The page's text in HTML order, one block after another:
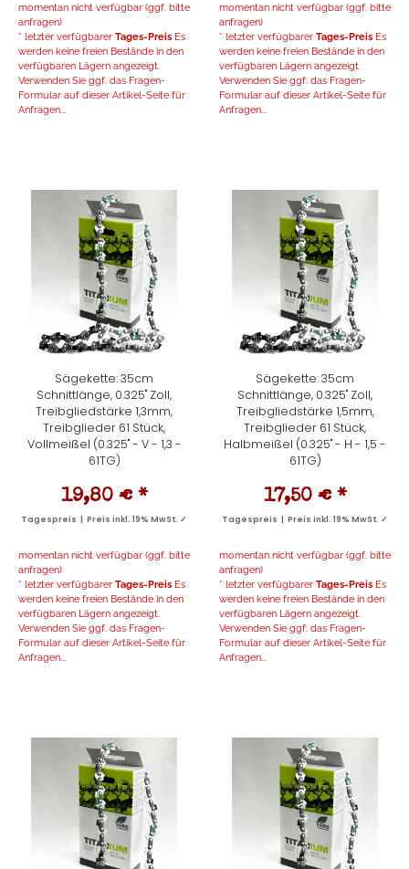
momentan nicht verfügbar (ggf. bitte
anfragen)
* letzter verfügbarer Tages-Preis Es
werden keine freien Bestände in den
verfügbaren Lägern angezeigt.
Verwenden Sie ggf. das Fragen-
Formular auf dieser Artikel-Seite für
Anfragen...
momentan nicht verfügbar (ggf. bitte
anfragen)
* letzter verfügbarer Tages-Preis Es
werden keine freien Bestände in den
verfügbaren Lägern angezeigt.
Verwenden Sie ggf. das Fragen-
Formular auf dieser Artikel-Seite für
Anfragen...
Sägekette: 35cm
Schnittlänge, 0.325" Zoll,
Treibgliedstärke 1,3mm,
Treibglieder 61 Stück,
Vollmeißel (0.325" - V - 1,3 -
61TG)
19,80 € *
Tagespreis | Preis inkl. 19% MwSt. ✓
momentan nicht verfügbar (ggf. bitte
anfragen)
* letzter verfügbarer Tages-Preis Es
werden keine freien Bestände in den
verfügbaren Lägern angezeigt.
Verwenden Sie ggf. das Fragen-
Formular auf dieser Artikel-Seite für
Anfragen...
Sägekette: 35cm
Schnittlänge, 0.325" Zoll,
Treibgliedstärke 1,5mm,
Treibglieder 61 Stück,
Halbmeißel (0.325" - H - 1,5 -
61TG)
17,50 € *
Tagespreis | Preis inkl. 19% MwSt. ✓
momentan nicht verfügbar (ggf. bitte
anfragen)
* letzter verfügbarer Tages-Preis Es
werden keine freien Bestände in den
verfügbaren Lägern angezeigt.
Verwenden Sie ggf. das Fragen-
Formular auf dieser Artikel-Seite für
Anfragen...